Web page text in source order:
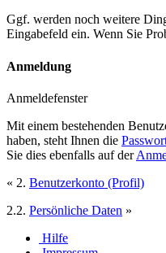
Ggf. werden noch weitere
Eingabefeld ein. Wenn Sie
Anmeldung
Anmeldefenster
Mit einem bestehenden
haben, steht Ihnen die
Sie dies ebenfalls auf der
« 2. Benutzerkonto (Profil)
2.2. Persönliche Daten »
Hilfe